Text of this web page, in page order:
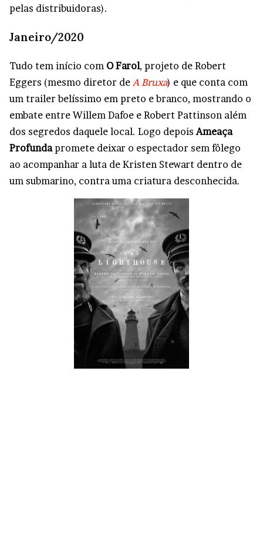
pelas distribuidoras).
Janeiro/2020
Tudo tem início com O Farol, projeto de Robert
Eggers (mesmo diretor de A Bruxa) e que conta com
um trailer belíssimo em preto e branco, mostrando o
embate entre Willem Dafoe e Robert Pattinson além
dos segredos daquele local. Logo depois Ameaça
Profundapromete deixar o espectador sem fôlego
ao acompanhar a luta de Kristen Stewart dentro de
um submarino, contra uma criatura desconhecida.